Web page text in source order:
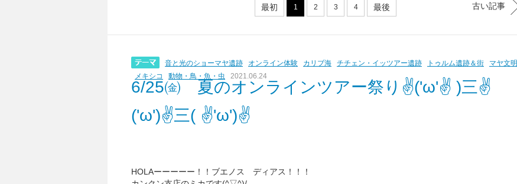
最初 1 2 3 4 最後 古い記事
音と光のショーマヤ遺跡 オンライン体験 カリブ海 チチェン・イッツアー遺跡 トゥルム遺跡＆街
マヤ文明
メキシコ
動物・鳥・魚・虫 2021.06.24
6/25㈮ 夏のオンラインツアー祭り✌('ω'✌ )三✌
('ω')✌三( ✌'ω')✌
HOLAーーーーー！！ブエノス ディアス！！！